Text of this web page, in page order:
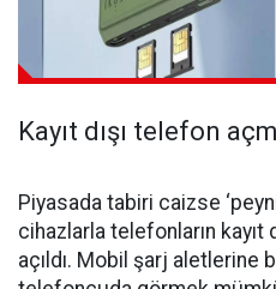
Kayıt dışı telefon
Piyasada tabiri caizse
cihazlarla telefonların kayıt
açıldı. Mobil şarj aletlerine